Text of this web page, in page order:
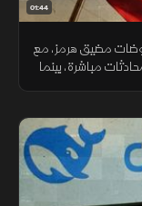
01:44
مضيق هرمز، مع
مباشرة، بينما